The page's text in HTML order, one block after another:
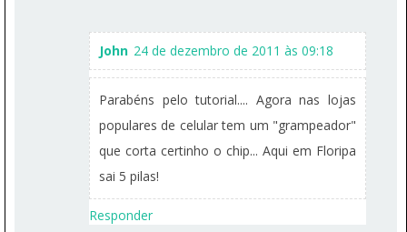
John 24 de dezembro de 2011 às 09:18
Parabéns pelo tutorial.... Agora nas lojas
populares de celular tem um "grampeador"
que corta certinho o chip... Aqui em Floripa
sai 5 pilas!
Responder